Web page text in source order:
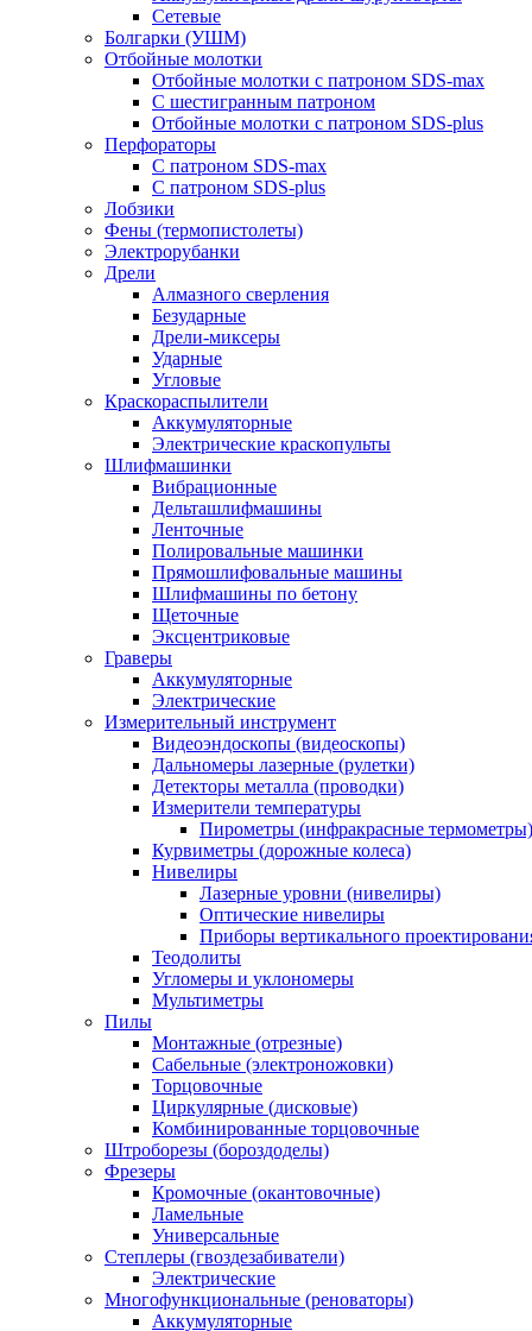
Сетевые
Болгарки (УШМ)
Отбойные молотки
Отбойные молотки с патроном SDS-max
С шестигранным патроном
Отбойные молотки с патроном SDS-plus
Перфораторы
С патроном SDS-max
С патроном SDS-plus
Лобзики
Фены (термопистолеты)
Электрорубанки
Дрели
Алмазного сверления
Безударные
Дрели-миксеры
Ударные
Угловые
Краскораспылители
Аккумуляторные
Электрические краскопульты
Шлифмашинки
Вибрационные
Дельташлифмашины
Ленточные
Полировальные машинки
Прямошлифовальные машины
Шлифмашины по бетону
Щеточные
Эксцентриковые
Граверы
Аккумуляторные
Электрические
Измерительный инструмент
Видеоэндоскопы (видеоскопы)
Дальномеры лазерные (рулетки)
Детекторы металла (проводки)
Измерители температуры
Пирометры (инфракрасные термометры)
Курвиметры (дорожные колеса)
Нивелиры
Лазерные уровни (нивелиры)
Оптические нивелиры
Приборы вертикального
Теодолиты
Угломеры и уклономеры
Мультиметры
Пилы
Монтажные (отрезные)
Сабельные (электроножовки)
Торцовочные
Циркулярные (дисковые)
Комбинированные торцовочные
Штроборезы (бороздоделы)
Фрезеры
Кромочные (окантовочные)
Ламельные
Универсальные
Степлеры (гвоздезабиватели)
Электрические
Многофункциональные (реноваторы)
Аккумуляторные